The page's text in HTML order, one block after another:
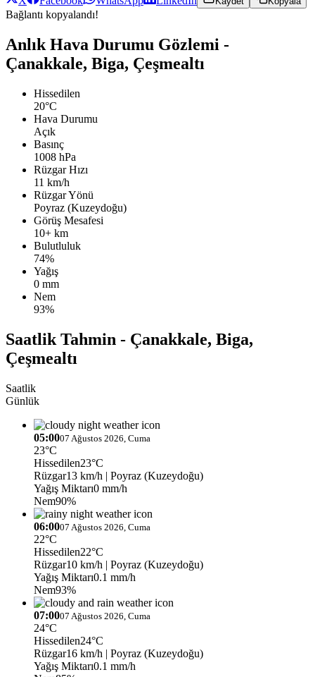
Bağlantı kopyalandı!
Anlık Hava Durumu Gözlemi -
Çanakkale, Biga, Çeşmealtı
Hissedilen
20°C
Hava Durumu
Açık
Basınç
1008 hPa
Rüzgar Hızı
11 km/h
Rüzgar Yönü
Poyraz (Kuzeydoğu)
Görüş Mesafesi
10+ km
Bulutluluk
74%
Yağış
0 mm
Nem
93%
Saatlik Tahmin - Çanakkale, Biga,
Çeşmealtı
Saatlik
Günlük
05:0007 Ağustos 2026, Cuma
23°C
Hissedilen23°C
Rüzgar13 km/h | Poyraz (Kuzeydoğu)
Yağış Miktarı0 mm/h
Nem90%
06:0007 Ağustos 2026, Cuma
22°C
Hissedilen22°C
Rüzgar10 km/h | Poyraz (Kuzeydoğu)
Yağış Miktarı0.1 mm/h
Nem93%
07:0007 Ağustos 2026, Cuma
24°C
Hissedilen24°C
Rüzgar16 km/h | Poyraz (Kuzeydoğu)
Yağış Miktarı0.1 mm/h